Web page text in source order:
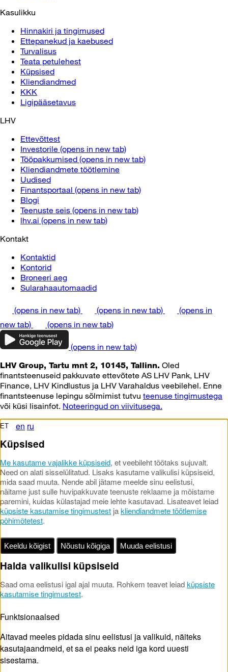
Kasulikku
Hinnakiri ja tingimused
Ettepanekud ja kaebused
Turvalisus
Teata petulehest
Küpsised
Kliendiandmed
KKK
Ligipääsetavus
LHV
Ettevõttest
Investorile (opens in new tab)
Tööpakkumised (opens in new tab)
Kliendiandmete töötlemine
Uudised
Finantsportaal (opens in new tab)
Blogi
Teenuste seis (opens in new tab)
lhv.ai (opens in new tab)
Kontakt
Kontaktid
Kontorid
Broneeri aeg
Sularahaautomaadid
(opens in new tab) (opens in new tab)
(opens in
new tab)
(opens in new tab)
(opens in new tab)
LHV Group, Tartu mnt 2, 10145, Tallinn. Oled
finantsteenuseid pakkuvate ettevõtete AS LHV Pank, LHV
Finance, LHV Kindlustus ja LHV Varahaldus veebilehel. Enne
finantsteenuse lepingu sõlmimist tutvu teenuse tingimustega
või küsi lisainfot. Noteeringud on viivitusega.
ET en ru
Küpsised
Me kasutame vajalikke küpsiseid, et veebileht töötaks sujuvalt.
Need on alati sisselülitatud. Lisaks kasutame valikulisi küpsiseid,
mida saad muuta. Nende abil jätame meelde sinu eelistusi,
näitame just sulle huvipakkuvate teenuste reklaame ja mõistame
paremini, kuidas külastajad meie lehte kasutavad. Lisateavet leiad
küpsiste kasutamise tingimustest jakliendiandmete töötlemise
põhimõtetest.
Keeldu kõigist Nõustu kõigiga Muuda eelistusi
Halda valikulisi küpsiseid
Saad oma eelistusi igal ajal muuta. Rohkem teavet leiadküpsiste
kasutamise tingimustest.
Funktsionaalsed
Aitavad meeles pidada sinu eelistusi ja valikuid, näiteks
kasutajaandmeid, et sa ei peaks neid iga kord uuesti
sisestama.